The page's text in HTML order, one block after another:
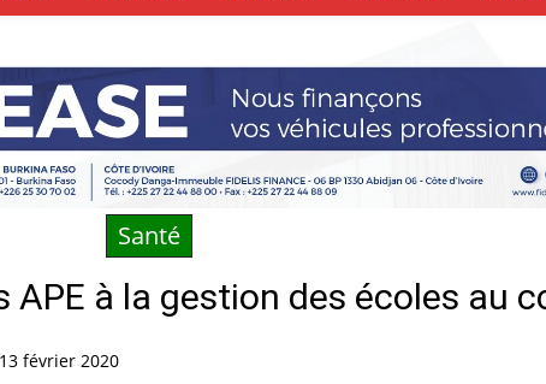
Santé
à la gestion des écoles au
13 février 2020